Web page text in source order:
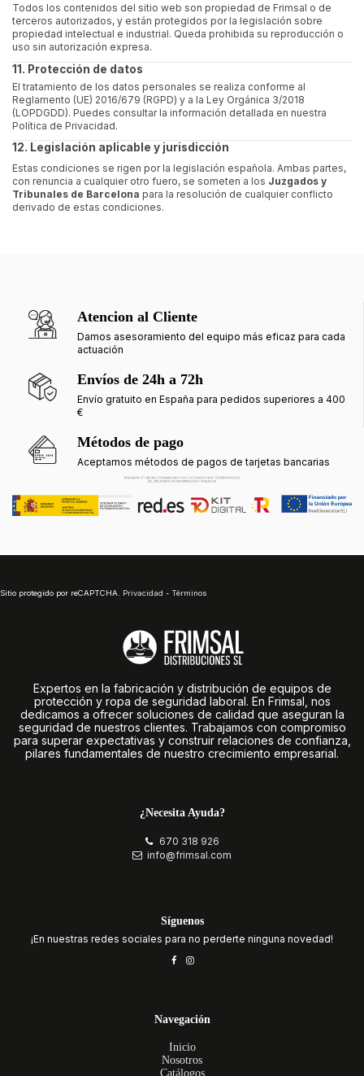
Todos los contenidos del sitio web son propiedad de Frimsal o de
terceros autorizados, y están protegidos por la legislación sobre
propiedad intelectual e industrial. Queda prohibida su reproducción o
uso sin autorización expresa.
11. Protección de datos
El tratamiento de los datos personales se realiza conforme al
Reglamento (UE) 2016/679 (RGPD) y a la Ley Orgánica 3/2018
(LOPDGDD). Puedes consultar la información detallada en nuestra
Política de Privacidad.
12. Legislación aplicable y jurisdicción
Estas condiciones se rigen por la legislación española. Ambas partes,
con renuncia a cualquier otro fuero, se someten a los Juzgados y
Tribunales de Barcelona para la resolución de cualquier conflicto
derivado de estas condiciones.
Atencion al Cliente
Damos asesoramiento del equipo más eficaz para cada
actuación
Envíos de 24h a 72h
Envío gratuito en España para pedidos superiores a 400
€
Métodos de pago
Aceptamos métodos de pagos de tarjetas bancarias
¿Necesita Ayuda?
670 318 926
info@frimsal.com
Síguenos
¡En nuestras redes sociales para no perderte ninguna novedad!
Navegación
Inicio
Nosotros
Catálogos
Expertos en la fabricación y distribución de equipos de
protección y ropa de seguridad laboral. En Frimsal, nos
dedicamos a ofrecer soluciones de calidad que aseguran la
seguridad de nuestros clientes. Trabajamos con compromiso
para superar expectativas y construir relaciones de confianza,
pilares fundamentales de nuestro crecimiento empresarial.
Sitio protegido por reCAPTCHA. Privacidad - Términos